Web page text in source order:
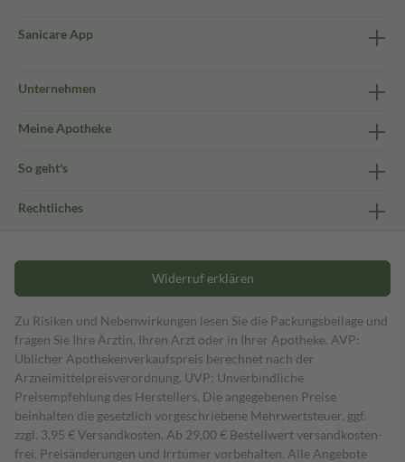
Sanicare App
Unternehmen
Meine Apotheke
So geht's
Rechtliches
Widerruf erklären
Zu Risiken und Nebenwirkungen lesen Sie die Packungsbeilage und
fragen Sie Ihre Ärztin, Ihren Arzt oder in Ihrer Apotheke. AVP:
Üblicher Apothekenverkaufspreis berechnet nach der
Arzneimittelpreisverordnung. UVP: Unverbindliche
Preisempfehlung des Herstellers. Die angegebenen Preise
beinhalten die gesetzlich vorgeschriebene Mehrwertsteuer, ggf.
zzgl. 3,95 € Versandkosten. Ab 29,00 € Bestell­wert versand­kosten­
frei. Preisänderungen und Irrtümer vorbehalten. Alle Angebote